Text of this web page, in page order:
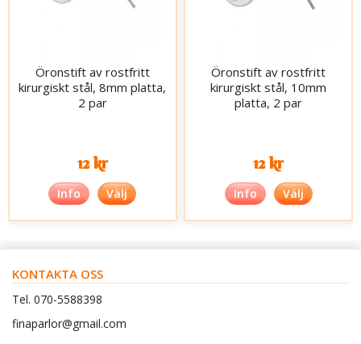
Öronstift av rostfritt
kirurgiskt stål, 8mm platta,
2 par
12 kr
Info Välj
Öronstift av rostfritt
kirurgiskt stål, 10mm
platta, 2 par
12 kr
Info Välj
KONTAKTA OSS
Tel. 070-5588398
finaparlor@gmail.com